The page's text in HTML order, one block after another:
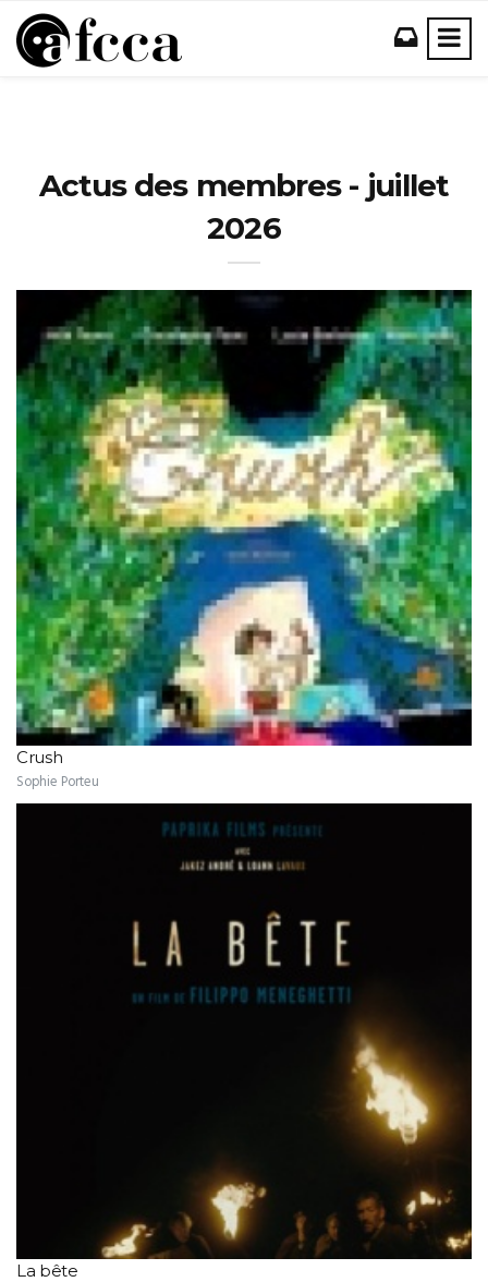
Actus des membres - juillet
2026
Crush
Sophie Porteu
La bête